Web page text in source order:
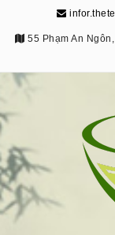
55 Phạm An